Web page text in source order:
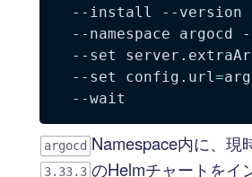
--install
--version
--namespace argocd
--set
--set
config.url=
--wait
argocd Namespace内に、現
3.33.3 のHelmチャートをイ